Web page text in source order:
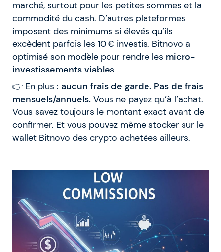
marché, surtout pour les petites sommes et la
commodité du cash. D’autres plateformes
imposent des minimums si élevés qu’ils
excèdent parfois les 10 € investis. Bitnovo a
optimisé son modèle pour rendre les micro-
investissements viables.
👉 En plus : aucun frais de garde. Pas de frais
mensuels/annuels. Vous ne payez qu’à l’achat.
Vous savez toujours le montant exact avant de
confirmer. Et vous pouvez même stocker sur le
wallet Bitnovo des crypto achetées ailleurs.